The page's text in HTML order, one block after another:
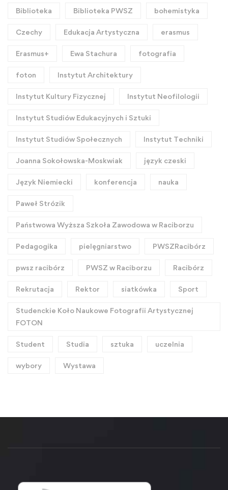
Biblioteka Biblioteka PWSZ bohemistyka
Czechy Edukacja Artystyczna erasmus
Erasmus+ Ewa Stachura fotografia
foton Instytut Architektury
Instytut Kultury Fizycznej Instytut Neofilologii
Instytut Studiów Edukacyjnych i Sztuki
Instytut Studiów Społecznych Instytut Techniki
Joanna Sokołowska-Moskwiak język czeski
Język Niemiecki konferencja nauka
Paweł Strózik
Państwowa Wyższa Szkoła Zawodowa w Raciborzu
Pedagogika pielęgniarstwo PWSZRacibórz
pwsz racibórz PWSZ w Raciborzu Racibórz
Rekrutacja Rektor siatkówka Sport
Studenckie Koło Naukowe Fotografii Artystycznej
FOTON
Student Studia sztuka uczelnia
wybory Wystawa